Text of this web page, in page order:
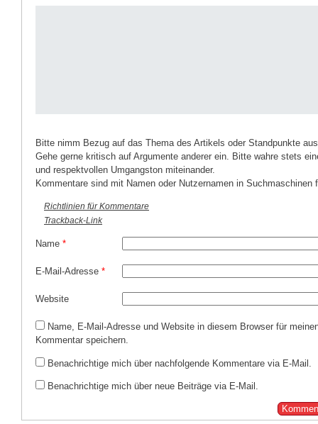
Bitte nimm Bezug auf das Thema des Artikels oder Standpunkte
Gehe gerne kritisch auf Argumente anderer ein. Bitte wahre stets
und respektvollen Umgangston miteinander.
Kommentare sind mit Namen oder Nutzernamen in Suchmaschinen
Richtlinien für Kommentare
Trackback-Link
Name *
E-Mail-Adresse *
Website
Name, E-Mail-Adresse und Website in diesem Browser für
Kommentar speichern.
Benachrichtige mich über nachfolgende Kommentare via E-Mail.
Benachrichtige mich über neue Beiträge via E-Mail.